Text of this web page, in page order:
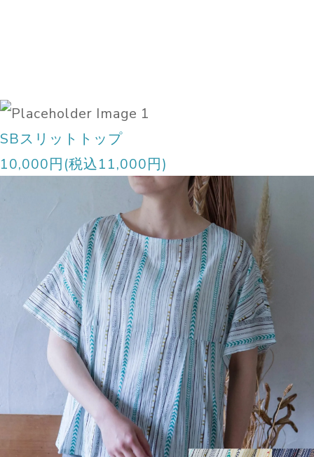
SBスリットトップ
10,000円(税込11,000円)